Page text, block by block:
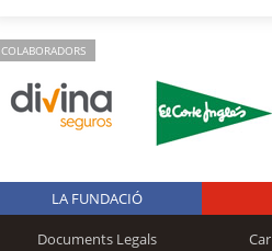
COLABORADORS
LA FUNDACIÓ
Documents Legals